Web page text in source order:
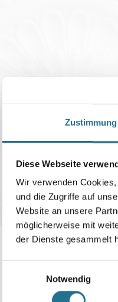
Zustimmung
Diese Webseite
Wir verwenden
und die Zugriffe auf
Website an unsere
möglicherweise mit
der Dienste gesammelt
Notwendig